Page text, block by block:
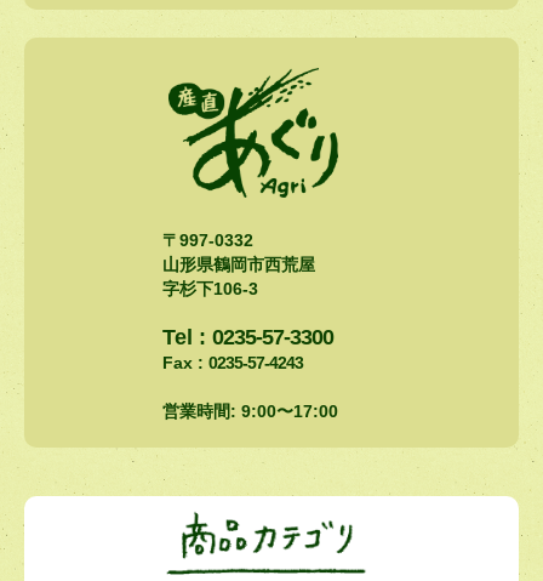
〒997-0332
山形県鶴岡市西荒屋
字杉下106-3
Tel : 0235-57-3300
Fax : 0235-57-4243
営業時間: 9:00〜17:00